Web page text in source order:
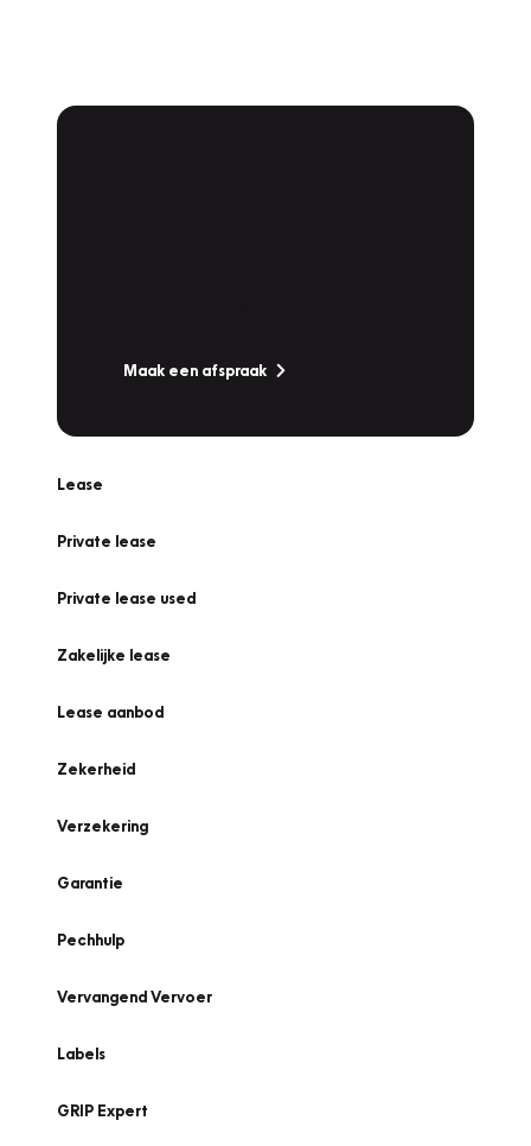
Maak een afspraak
Lease
Private lease
Private lease used
Zakelijke lease
Lease aanbod
Zekerheid
Verzekering
Garantie
Pechhulp
Vervangend Vervoer
Labels
GRIP Expert